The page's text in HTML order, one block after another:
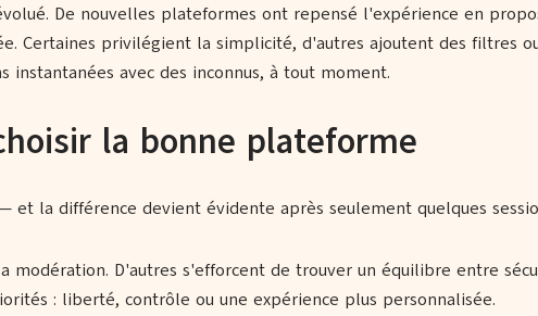
De nouvelles plateformes ont repensé l'expérience en
Certaines privilégient la simplicité, d'autres ajoutent des filtres
avec des inconnus, à tout moment.
la bonne plateforme
la différence devient évidente après seulement quelques
D'autres s'efforcent de trouver un équilibre entre
: liberté, contrôle ou une expérience plus personnalisée.